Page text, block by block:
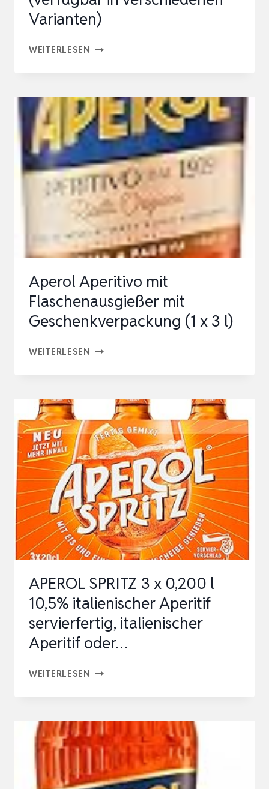
Varianten)
WEITERLESEN APEROL
VOL.
1L
(VERFÜGBAR
IN
VERSCHIEDENEN
VARIANTEN)
Aperol Aperitivo mit
Flaschenausgießer mit
Geschenkverpackung (1 x 3 l)
WEITERLESEN APEROL
FLASCHENAUSGIESSER M
IT G
ESCHENKVERPACKUNG (
1 X
3
L
)
APEROL SPRITZ 3 x 0,200 l
10,5% italienischer Aperitif
servierfertig, italienischer
Aperitif oder…
WEITERLESEN APEROL
0,200
10,5%